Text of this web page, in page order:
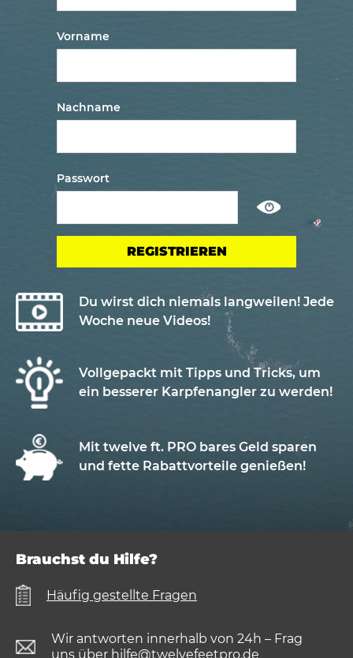
Vorname
Nachname
Passwort
ausblenden
passwort
Du wirst dich niemals langweilen! Jede
Woche neue Videos!
Vollgepackt mit Tipps und Tricks, um
ein besserer Karpfenangler zu werden!
Mit twelve ft. PRO bares Geld sparen
und fette Rabattvorteile genießen!
Brauchst du Hilfe?
Häufig gestellte Fragen
Wir antworten innerhalb von 24h – Frag
uns über hilfe@twelvefeetpro.de